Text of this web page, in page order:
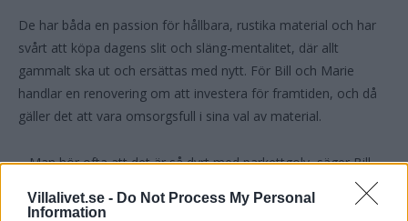
Villalivet.se - Do Not Process My Personal
Information
De har båda en passion för hållbara, rustika material och har
svårt att köpa dagens slit och släng-mentalitet, där allt
gammalt ska ut och ersättas med nytt. För Bill och Marie
handlar en renovering om att investera för framtiden, och då
gäller det att vara omsorgsfull i sina val av material.
– Man hör ofta att det är så dyrt med parkettgolv, säger Bill,
laminatgolv håller kanske i 10–20 år, sen är det slut och måste